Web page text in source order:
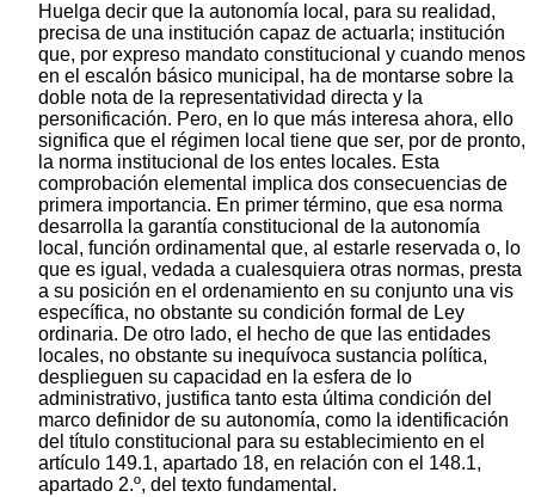
Huelga decir que la autonomía local, para su realidad,
precisa de una institución capaz de actuarla; institución
que, por expreso mandato constitucional y cuando menos
en el escalón básico municipal, ha de montarse sobre la
doble nota de la representatividad directa y la
personificación. Pero, en lo que más interesa ahora, ello
significa que el régimen local tiene que ser, por de pronto,
la norma institucional de los entes locales. Esta
comprobación elemental implica dos consecuencias de
primera importancia. En primer término, que esa norma
desarrolla la garantía constitucional de la autonomía
local, función ordinamental que, al estarle reservada o, lo
que es igual, vedada a cualesquiera otras normas, presta
a su posición en el ordenamiento en su conjunto una vis
específica, no obstante su condición formal de Ley
ordinaria. De otro lado, el hecho de que las entidades
locales, no obstante su inequívoca sustancia política,
desplieguen su capacidad en la esfera de lo
administrativo, justifica tanto esta última condición del
marco definidor de su autonomía, como la identificación
del título constitucional para su establecimiento en el
artículo 149.1, apartado 18, en relación con el 148.1,
apartado 2.º, del texto fundamental.